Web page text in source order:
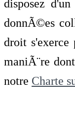
disposez
donnÃ©es
droit
maniÃ¨re
notre Charte